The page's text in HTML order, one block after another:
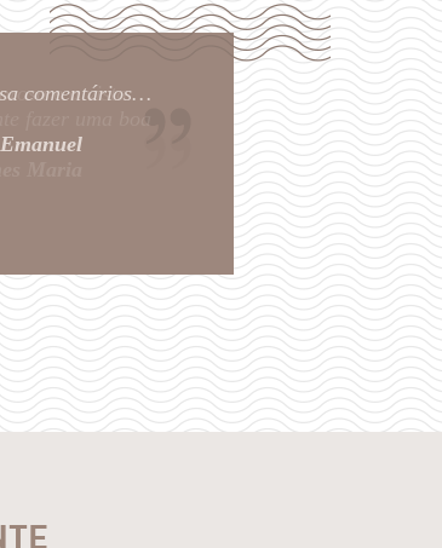
comentários…